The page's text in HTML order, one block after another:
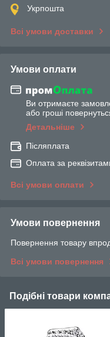
Укрпошта
Всі умови доставки
Умови оплати
Ви отримаєте
або гроші
Детальніше
Післяплата
Оплата за
Всі умови оплати
Умови повернення
Повернення товару
Всі умови повернення
Подібні товари